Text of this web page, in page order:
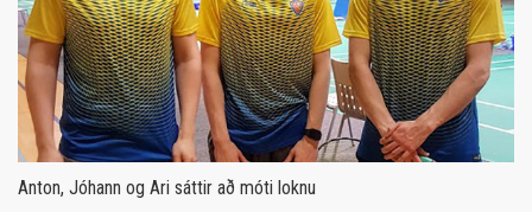
Anton, Jóhann og Ari sáttir að móti loknu